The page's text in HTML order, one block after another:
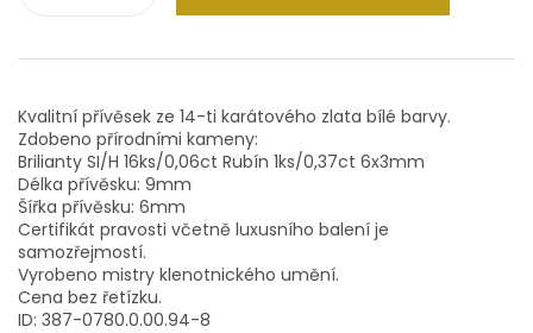
Kvalitní přívěsek ze 14-ti karátového zlata bílé barvy.
Zdobeno přírodními kameny:
Brilianty SI/H 16ks/0,06ct Rubín 1ks/0,37ct 6x3mm
Délka přívěsku: 9mm
Šířka přívěsku: 6mm
Certifikát pravosti včetně luxusního balení je
samozřejmostí.
Vyrobeno mistry klenotnického umění.
Cena bez řetízku.
ID: 387-0780.0.00.94-8